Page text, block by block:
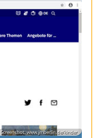
Screenshot: www.jmberlin.de/kinder